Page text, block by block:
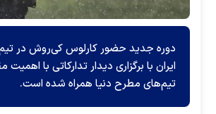
دوره جدید حضور کارلوس کی‌روش در
ایران با برگزاری دیدار تدارکاتی با اهمیت
تیم‌های مطرح دنیا همراه شده است.